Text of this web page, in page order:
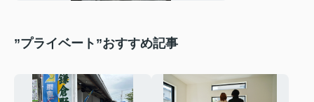
”プライベート”おすすめ記事